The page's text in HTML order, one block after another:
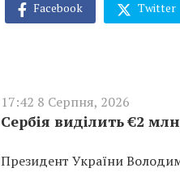
Facebook Twitter
17:42 8 Серпня, 2026
Сербія виділить €2
Президент України